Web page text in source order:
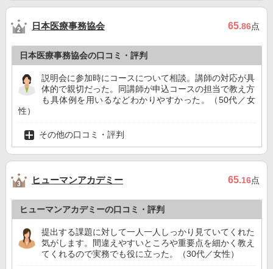
日本医療事務協会 65.86点
日本医療事務協会の口コミ・評判
説明会に参加時にコースについて相談。講師の対応が具
体的で親切だった。同講師が申込コースの担当で教え方
も具体例を用いるなどわかりやすかった。（50代／女
性）
その他の口コミ・評判
ヒューマンアカデミー 65.16点
ヒューマンアカデミーの口コミ・評判
提出する課題に対して一人一人しっかり見ていてくれた
気がします。間違えやすいところや重要点を細かく教え
てくれるので実務でも役に立った。（30代／女性）